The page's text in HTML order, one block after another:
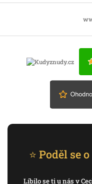
⭐ Poděl se
Líbilo se ti u nás v